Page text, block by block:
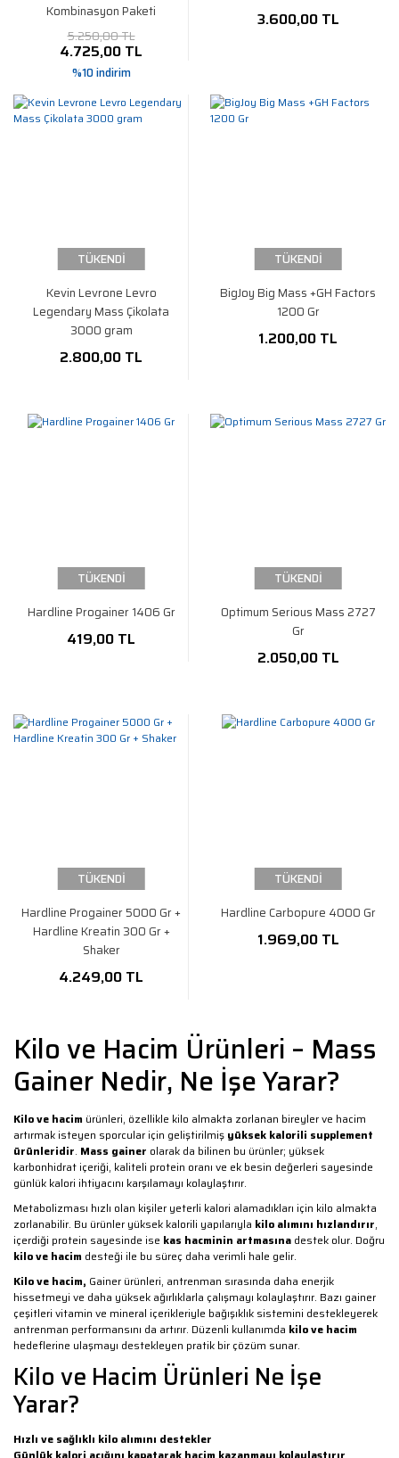
Kombinasyon Paketi
5.250,00 TL
4.725,00 TL
%10 indirim
3.600,00 TL
TÜKENDİ
Kevin Levrone Levro
Legendary Mass Çikolata
3000 gram
2.800,00 TL
TÜKENDİ
BigJoy Big Mass +GH Factors
1200 Gr
1.200,00 TL
TÜKENDİ
Hardline Progainer 1406 Gr
419,00 TL
TÜKENDİ
Optimum Serious Mass 2727
Gr
2.050,00 TL
TÜKENDİ
Hardline Progainer 5000 Gr +
Hardline Kreatin 300 Gr +
Shaker
4.249,00 TL
TÜKENDİ
Hardline Carbopure 4000 Gr
1.969,00 TL
Kilo ve Hacim Ürünleri – Mass
Gainer Nedir, Ne İşe Yarar?
Kilo ve hacim ürünleri, özellikle kilo almakta zorlanan bireyler ve hacim
artırmak isteyen sporcular için geliştirilmiş yüksek kalorili supplement
ürünleridir. Mass gainer olarak da bilinen bu ürünler; yüksek
karbonhidrat içeriği, kaliteli protein oranı ve ek besin değerleri sayesinde
günlük kalori ihtiyacını karşılamayı kolaylaştırır.
Metabolizması hızlı olan kişiler yeterli kalori alamadıkları için kilo almakta
zorlanabilir. Bu ürünler yüksek kalorili yapılarıyla kilo alımını hızlandırır,
içerdiği protein sayesinde ise kas hacminin artmasına destek olur. Doğru
kilo ve hacim desteği ile bu süreç daha verimli hale gelir.
Kilo ve hacim, Gainer ürünleri, antrenman sırasında daha enerjik
hissetmeyi ve daha yüksek ağırlıklarla çalışmayı kolaylaştırır. Bazı gainer
çeşitleri vitamin ve mineral içerikleriyle bağışıklık sistemini destekleyerek
antrenman performansını da artırır. Düzenli kullanımda kilo ve hacim
hedeflerine ulaşmayı destekleyen pratik bir çözüm sunar.
Kilo ve Hacim Ürünleri Ne İşe
Yarar?
Hızlı ve sağlıklı kilo alımını destekler